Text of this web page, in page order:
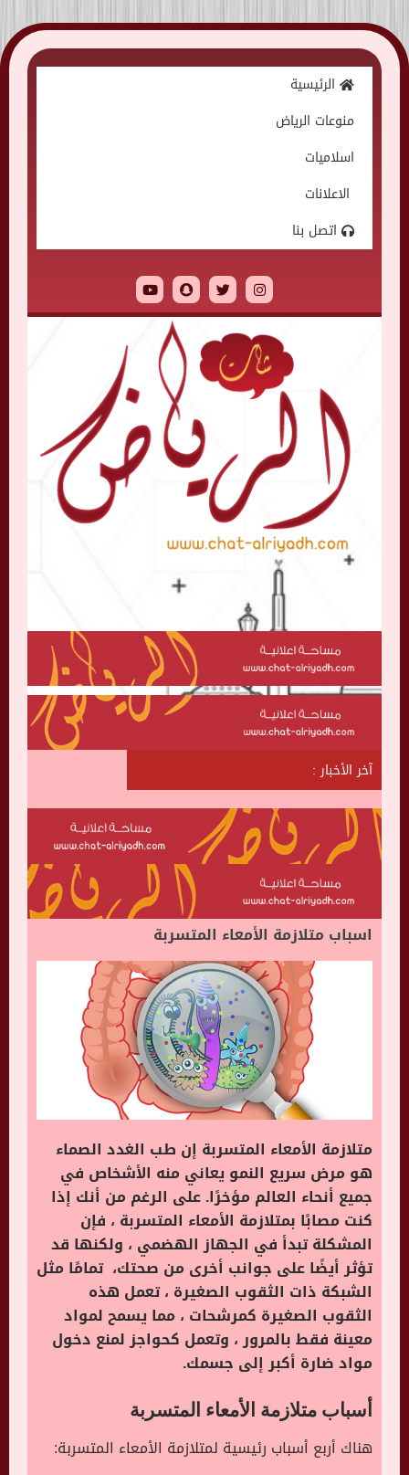
Skip
to
الرئيسية
منوعات الرياض
اسلاميات
الاعلانات
اتصل بنا
آخر الأخبار :
اسباب متلازمة الأمعاء المتسربة
متلازمة الأمعاء المتسربة إن طب الغدد الصماء
هو مرض سريع النمو يعاني منه الأشخاص في
جميع أنحاء العالم مؤخرًا. على الرغم من أنك إذا
كنت مصابًا بمتلازمة الأمعاء المتسربة ، فإن
المشكلة تبدأ في الجهاز الهضمي ، ولكنها قد
تؤثر أيضًا على جوانب أخرى من صحتك، تمامًا مثل
الشبكة ذات الثقوب الصغيرة ، تعمل هذه
الثقوب الصغيرة كمرشحات ، مما يسمح لمواد
معينة فقط بالمرور ، وتعمل كحواجز لمنع دخول
مواد ضارة أكبر إلى جسمك.
أسباب متلازمة الأمعاء المتسربة
هناك أربع أسباب رئيسية لمتلازمة الأمعاء المتسربة: